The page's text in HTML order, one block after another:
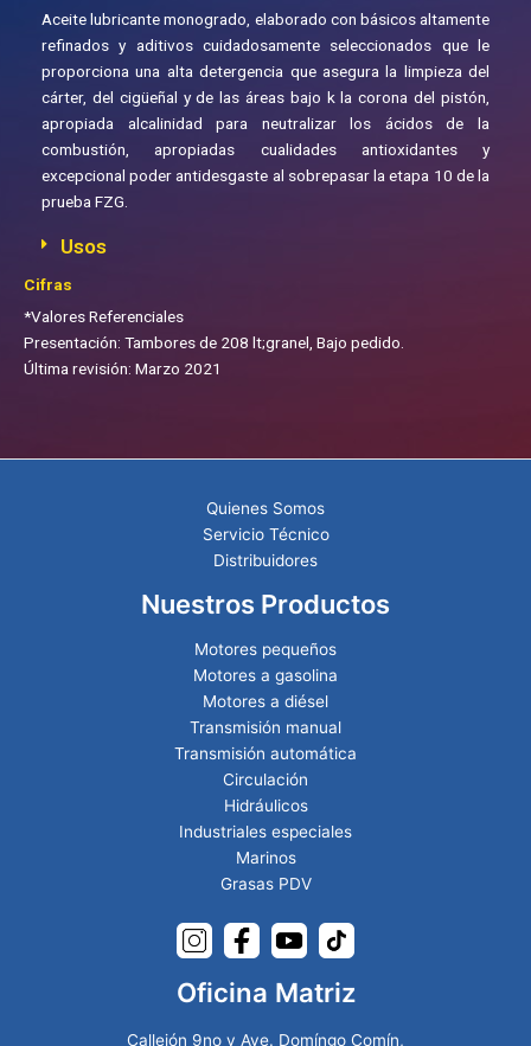
Aceite lubricante monogrado, elaborado con básicos altamente
refinados y aditivos cuidadosamente seleccionados que le
proporciona una alta detergencia que asegura la limpieza del
cárter, del cigüeñal y de las áreas bajo k la corona del pistón,
apropiada alcalinidad para neutralizar los ácidos de la
combustión, apropiadas cualidades antioxidantes y
excepcional poder antidesgaste al sobrepasar la etapa 10 de la
prueba FZG.
Usos
Cifras
*Valores Referenciales
Presentación: Tambores de 208 lt;granel, Bajo pedido.
Última revisión: Marzo 2021
Quienes Somos
Servicio Técnico
Distribuidores
Nuestros Productos
Motores pequeños
Motores a gasolina
Motores a diésel
Transmisión manual
Transmisión automática
Circulación
Hidráulicos
Industriales especiales
Marinos
Grasas PDV
Oficina Matriz
Callejón 9no y Ave. Domíngo Comín,